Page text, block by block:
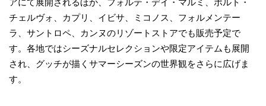
アにて展開されるほか、フォルテ・デイ・マルミ、ポルト・
チェルヴォ、カプリ、イビサ、ミコノス、フォルメンテー
ラ、サントロペ、カンヌのリゾートストアでも販売予定で
す。各地ではシーズナルセレクションや限定アイテムも展開
され、グッチが描くサマーシーズンの世界観をさらに広げま
す。